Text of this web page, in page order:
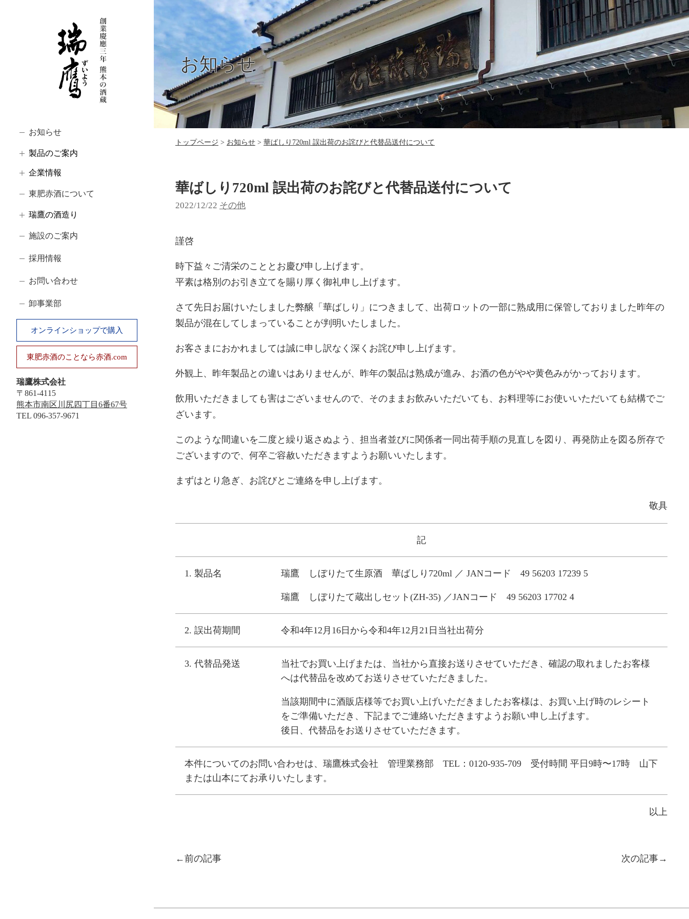
お知らせ
製品のご案内
企業情報
東肥赤酒について
瑞鷹の酒造り
施設のご案内
採用情報
お問い合わせ
卸事業部
オンラインショップで購入
東肥赤酒のことなら赤酒.com
瑞鷹株式会社
〒861-4115
熊本市南区川尻四丁目6番67号
TEL 096-357-9671
お知らせ
トップページ お知らせ 華ばしり720ml 誤出荷のお詫びと代替品送付について
華ばしり720ml 誤出荷のお詫びと代替品送付について
2022/12/22 カ
その他
謹啓
時下益々ご清栄のこととお慶び申し上げます。
平素は格別のお引き立てを賜り厚く御礼申し上げます。
さて先日お届けいたしました弊醸「華ばしり」につきまして、出荷ロットの一部に熟成用に保管しておりました昨年の
製品が混在してしまっていることが判明いたしました。
お客さまにおかれましては誠に申し訳なく深くお詫び申し上げます。
外観上、昨年製品との違いはありませんが、昨年の製品は熟成が進み、お酒の色がやや黄色みがかっております。
飲用いただきましても害はございませんので、そのままお飲みいただいても、お料理等にお使いいただいても結構でご
ざいます。
このような間違いを二度と繰り返さぬよう、担当者並びに関係者一同出荷手順の見直しを図り、再発防止を図る所存で
ございますので、何卒ご容赦いただきますようお願いいたします。
まずはとり急ぎ、お詫びとご連絡を申し上げます。
敬具
記
1. 製品名 瑞鷹 しぼりたて生原酒 華ばしり720ml ／ JANコード 49 56203 17239 5
瑞鷹 しぼりたて蔵出しセット(ZH-35) ／JANコード 49 56203 17702 4
2. 誤出荷期間 令和4年12月16日から令和4年12月21日当社出荷分
3. 代替品発送
当社でお買い上げまたは、当社から直接お送りさせていただき、確認の取れましたお客様
へは代替品を改めてお送りさせていただきました。
当該期間中に酒販店様等でお買い上げいただきましたお客様は、お買い上げ時のレシート
をご準備いただき、下記までご連絡いただきますようお願い申し上げます。
後日、代替品をお送りさせていただきます。
本件についてのお問い合わせは、瑞鷹株式会社 管理業務部 TEL： 0120-935-709 受付時間 平日9時〜17時 山下
または山本にてお承りいたします。
以上
投稿ナビゲーション
前の記事 次の記事